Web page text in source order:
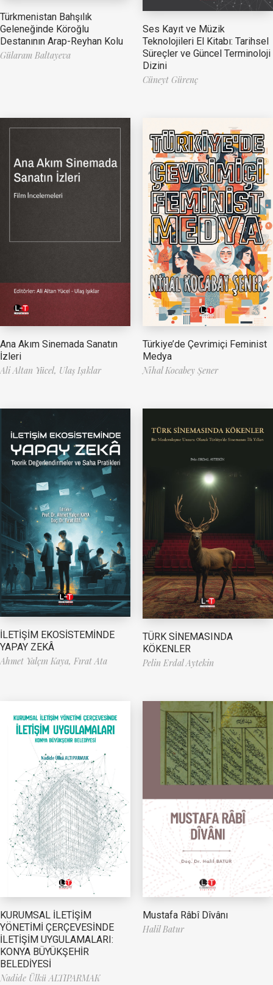
Türkmenistan Bahşılık
Geleneğinde Köroğlu
Destanının Arap-Reyhan Kolu
Gülaram Baltayeva
Ses Kayıt ve Müzik
Teknolojileri El Kitabı: Tarihsel
Süreçler ve Güncel Terminoloji
Dizini
Cüneyt Gürenç
Ana Akım Sinemada Sanatın
İzleri
Ali Altan Yücel, Ulaş Işıklar
Türkiye’de Çevrimiçi Feminist
Medya
Nihal Kocabey Şener
İLETİŞİM EKOSİSTEMİNDE
YAPAY ZEKÂ
Ahmet Yalçın Kaya, Fırat Ata
TÜRK SİNEMASINDA
KÖKENLER
Pelin Erdal Aytekin
KURUMSAL İLETİŞİM
YÖNETİMİ ÇERÇEVESİNDE
İLETİŞİM UYGULAMALARI:
KONYA BÜYÜKŞEHİR
BELEDİYESİ
Nadide Ülkü ALTIPARMAK
Mustafa Râbî Dîvânı
Halil Batur